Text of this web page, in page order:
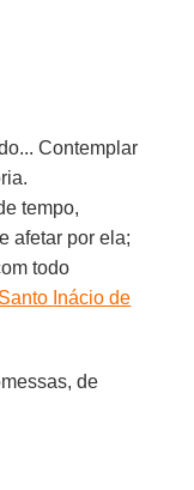
Contemplar
tempo,
afetar por ela;
todo
Santo Inácio de
de